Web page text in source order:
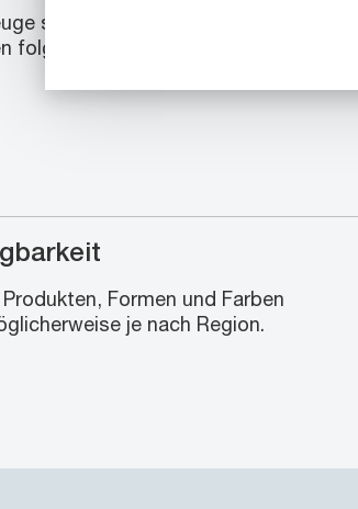
schließen eine Reihe von
folgenden Geometrien ein: Rundstab,
Formen und Farben
je nach Region.